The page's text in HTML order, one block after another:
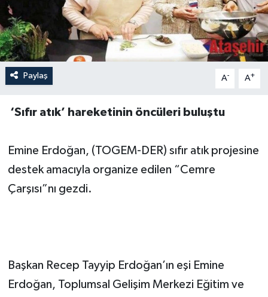
Paylaş A- A+
‘Sıfır atık’ hareketinin öncüleri buluştu
Emine Erdoğan, (TOGEM-DER) sıfır atık projesine
destek amacıyla organize edilen “Cemre
Çarşısı”nı gezdi.
Başkan Recep Tayyip Erdoğan’ın eşi Emine
Erdoğan, Toplumsal Gelişim Merkezi Eğitim ve